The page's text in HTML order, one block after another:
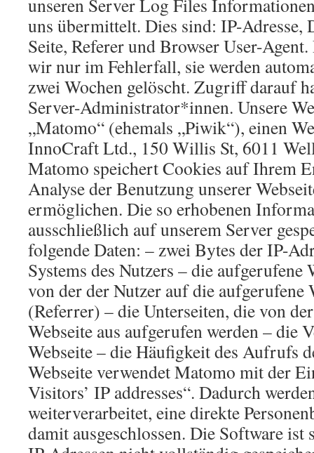
unseren Server Log Files
uns übermittelt. Dies sind: IP-Adresse,
Seite, Referer und Browser User-
wir nur im Fehlerfall, sie werden
zwei Wochen gelöscht. Zugriff darauf
Server-Administrator*innen. Unsere
„Matomo“ (ehemals „Piwik“), einen
InnoCraft Ltd., 150 Willis St, 6011
Matomo speichert Cookies auf Ihrem
Analyse der Benutzung unserer
ermöglichen. Die so erhobenen
ausschließlich auf unserem Server
folgende Daten: – zwei Bytes der IP-
Systems des Nutzers – die aufgerufene
von der der Nutzer auf die aufgerufene
(Referrer) – die Unterseiten, die von
Webseite aus aufgerufen werden – die
Webseite – die Häufigkeit des Aufrufs
Webseite verwendet Matomo mit der
Visitors’ IP addresses“. Dadurch
weiterverarbeitet, eine direkte
damit ausgeschlossen. Die Software ist